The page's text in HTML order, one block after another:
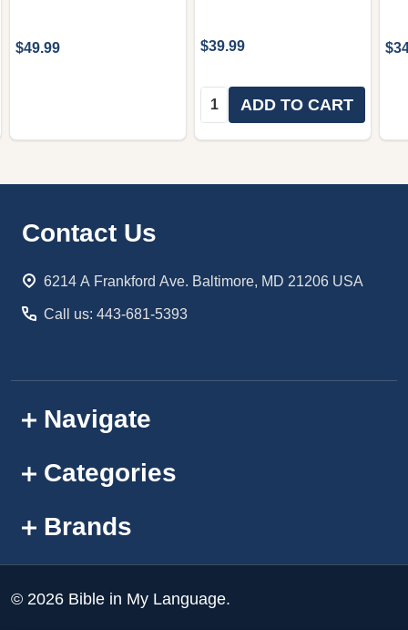
$49.99 $39.99
Quantity:ADD TO CART
Footer
Contact Us
6214 A Frankford Ave. Baltimore, MD 21206 USA
Call us: 443-681-5393
Navigate
Categories
Brands
© 2026 Bible in My Language.